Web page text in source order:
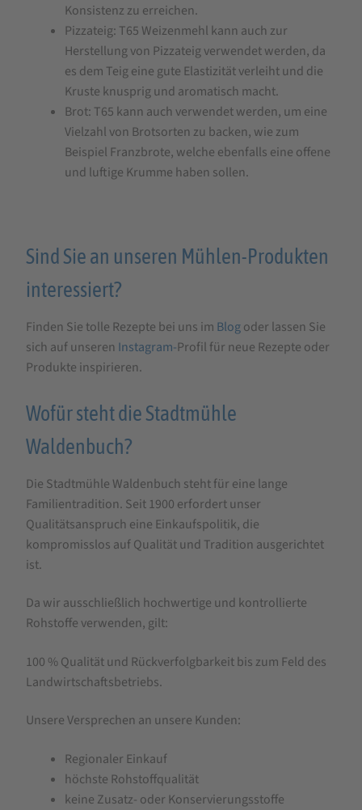
Konsistenz zu erreichen.
Pizzateig: T65 Weizenmehl kann auch zur
Herstellung von Pizzateig verwendet werden, da
es dem Teig eine gute Elastizität verleiht und die
Kruste knusprig und aromatisch macht.
Brot: T65 kann auch verwendet werden, um eine
Vielzahl von Brotsorten zu backen, wie zum
Beispiel Franzbrote, welche ebenfalls eine offene
und luftige Krumme haben sollen.
Sind Sie an unseren Mühlen-Produkten
interessiert?
Finden Sie tolle Rezepte bei uns im Blogoder lassen Sie
sich auf unseren Instagram-Profil für neue Rezepte oder
Produkte inspirieren.
Wofür steht die Stadtmühle
Waldenbuch?
Die Stadtmühle Waldenbuch steht für eine lange
Familientradition. Seit 1900 erfordert unser
Qualitätsanspruch eine Einkaufspolitik, die
kompromisslos auf Qualität und Tradition ausgerichtet
ist.
Da wir ausschließlich hochwertige und kontrollierte
Rohstoffe verwenden, gilt:
100 % Qualität und Rückverfolgbarkeit bis zum Feld des
Landwirtschaftsbetriebs.
Unsere Versprechen an unsere Kunden:
Regionaler Einkauf
höchste Rohstoffqualität
keine Zusatz- oder Konservierungsstoffe